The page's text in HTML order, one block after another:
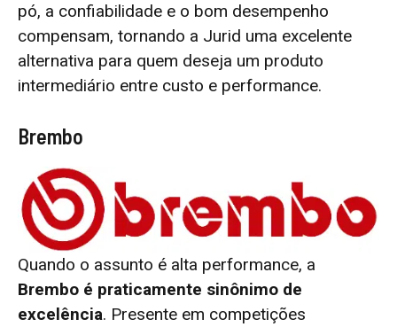
pó, a confiabilidade e o bom desempenho
compensam, tornando a Jurid uma excelente
alternativa para quem deseja um produto
intermediário entre custo e performance.
Brembo
Quando o assunto é alta performance, a
Brembo é praticamente sinônimo de
excelência. Presente em competições